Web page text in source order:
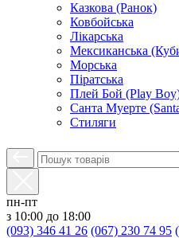
Казкова (Ранок)
Ковбойська
Лікарська
Мексиканська
Морська
Піратська
Плей Бой (Play
Санта Муерте
Стиляги
пн-пт
з 10:00 до 18:00
(093) 346 41 26 (067) 230 74 95